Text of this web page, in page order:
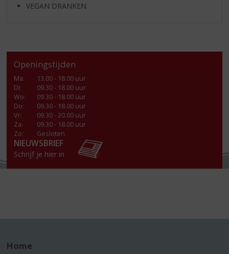
VEGAN DRANKEN
Openingstijden
Ma:
13.00 - 18.00 uur
Di:
09.30 - 18.00 uur
Wo:
09.30 - 18.00 uur
Do:
09.30 - 18.00 uur
Vr:
09.30 - 20.00 uur
Za:
09.30 - 18.00 uur
Zo:
Gesloten
NIEUWSBRIEF
Schrijf je hier in
Home